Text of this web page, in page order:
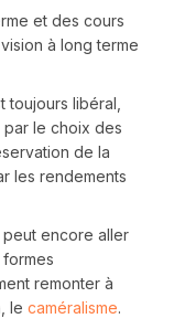
et des cours
à long terme
toujours libéral,
par le choix des
de la
les rendements
peut encore aller
remonter à
le caméralisme.